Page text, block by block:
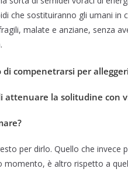
che sostituiranno gli umani in
malate e anziane, senza
di compenetrarsi per
attenuare la solitudine con
per dirlo. Quello che invece
momento, è altro rispetto a